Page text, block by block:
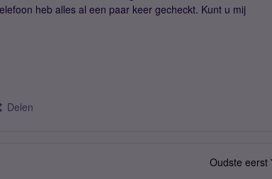
heb alles al een paar keer gecheckt. Kunt u mij
Delen
Oudste eerst